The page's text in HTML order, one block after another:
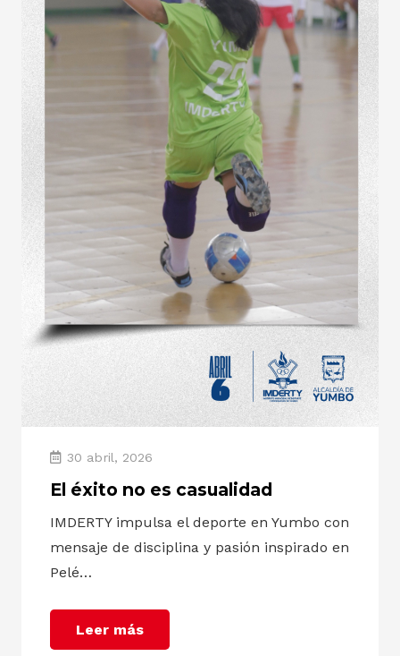
30 abril, 2026
El éxito no es casualidad
IMDERTY impulsa el deporte en Yumbo con
mensaje de disciplina y pasión inspirado en
Pelé…
Leer más